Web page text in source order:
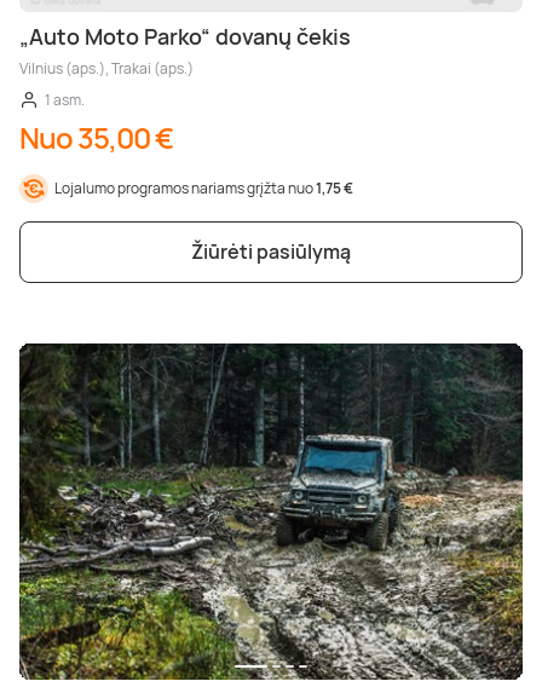
„Auto Moto Parko“ dovanų čekis
Vilnius (aps.), Trakai (aps.)
1 asm.
Nuo 35,00 €
Lojalumo programos nariams grįžta nuo1,75 €
Žiūrėti pasiūlymą